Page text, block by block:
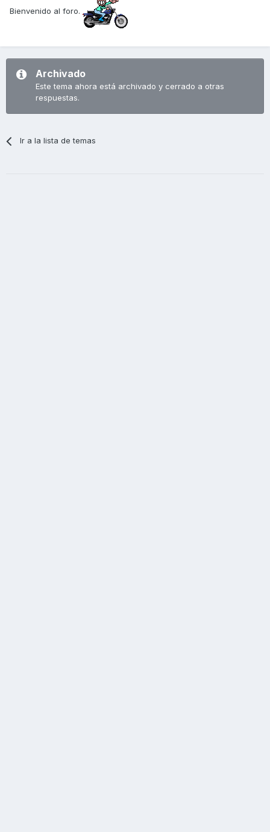
Bienvenido al foro.
Archivado
Este tema ahora está archivado y cerrado a otras
respuestas.
Ir a la lista de temas